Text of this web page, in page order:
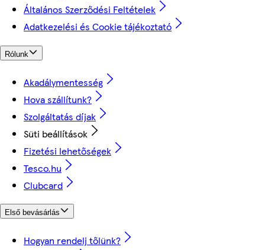
Általános Szerződési Feltételek
Adatkezelési és Cookie tájékoztató
Rólunk
Akadálymentesség
Hova szállítunk?
Szolgáltatás díjak
Süti beállítások
Fizetési lehetőségek
Tesco.hu
Clubcard
Első bevásárlás
Hogyan rendelj tőlünk?